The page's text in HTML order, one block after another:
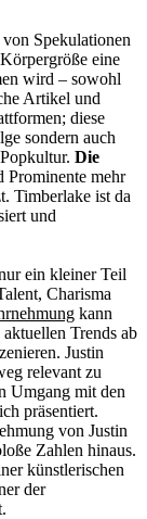
Spekulationen
eine
wird – sowohl
Artikel und
diese
sondern auch
Die
Prominente mehr
Timberlake ist da
und
ein kleiner Teil
Charisma
kann
Trends ab
Justin
relevant zu
Umgang mit den
präsentiert.
von Justin
Zahlen hinaus.
künstlerischen
der